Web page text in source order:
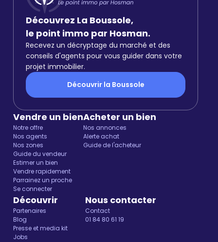
Découvrez La Boussole,
le point immo par Hosman.
Recevez un décryptage du marché et des
conseils d'agents pour vous guider dans votre
projet immobilier.
Découvrir la Boussole
Vendre un bien
Notre offre
Nos agents
Nos zones
Guide du vendeur
Estimer un bien
Vendre rapidement
Parrainez un proche
Se connecter
Acheter un bien
Nos annonces
Alerte achat
Guide de l'acheteur
Découvrir
Partenaires
Blog
Presse et media kit
Jobs
Nous contacter
Contact
01 84 80 61 19